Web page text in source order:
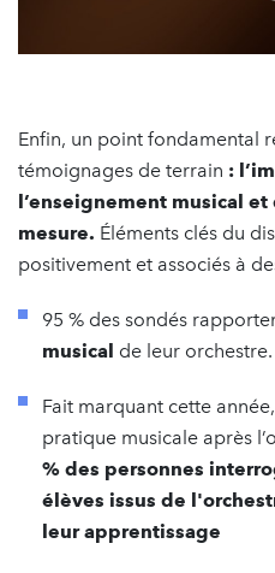
Enfin, un point fondamental
témoignages de terrain :
l’enseignement musical
mesure. Éléments clés du
positivement et associés à
95 % des sondés
musical de leur orchestre.
Fait marquant cette
pratique musicale après
% des personnes
élèves issus de
leur apprentissage